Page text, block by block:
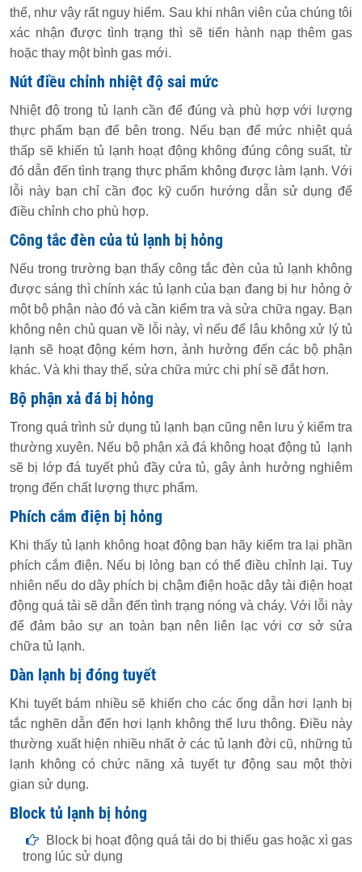
thế, như vậy rất nguy hiểm. Sau khi nhân viên của chúng tôi
xác nhận được tình trạng thì sẽ tiến hành nạp thêm gas
hoặc thay một bình gas mới.
Nút điều chỉnh nhiệt độ sai mức
Nhiệt độ trong tủ lạnh cần để đúng và phù hợp với lượng
thực phẩm bạn để bên trong. Nếu bạn để mức nhiệt quá
thấp sẽ khiến tủ lạnh hoạt động không đúng công suất, từ
đó dẫn đến tình trạng thực phẩm không được làm lạnh. Với
lỗi này bạn chỉ cần đọc kỹ cuốn hướng dẫn sử dụng để
điều chỉnh cho phù hợp.
Công tắc đèn của tủ lạnh bị hỏng
Nếu trong trường bạn thấy công tắc đèn của tủ lạnh không
được sáng thì chính xác tủ lạnh của bạn đang bị hư hỏng ở
một bộ phận nào đó và cần kiểm tra và sửa chữa ngay. Bạn
không nên chủ quan về lỗi này, vì nếu để lâu không xử lý tủ
lạnh sẽ hoạt động kém hơn, ảnh hưởng đến các bộ phận
khác. Và khi thay thế, sửa chữa mức chi phí sẽ đắt hơn.
Bộ phận xả đá bị hỏng
Trong quá trình sử dụng tủ lạnh bạn cũng nên lưu ý kiểm tra
thường xuyên. Nếu bộ phận xả đá không hoạt động tủ lạnh
sẽ bị lớp đá tuyết phủ đầy cửa tủ, gây ảnh hưởng nghiêm
trọng đến chất lượng thực phẩm.
Phích cắm điện bị hỏng
Khi thấy tủ lạnh không hoạt động bạn hãy kiểm tra lại phần
phích cắm điện. Nếu bị lỏng bạn có thể điều chỉnh lại. Tuy
nhiên nếu do dây phích bị chậm điện hoặc dây tải điện hoạt
động quá tải sẽ dẫn đến tình trạng nóng và cháy. Với lỗi này
để đảm bảo sự an toàn bạn nên liên lạc với cơ sở sửa
chữa tủ lạnh.
Dàn lạnh bị đóng tuyết
Khi tuyết bám nhiều sẽ khiến cho các ống dẫn hơi lạnh bị
tắc nghẽn dẫn đến hơi lạnh không thể lưu thông. Điều này
thường xuất hiện nhiều nhất ở các tủ lạnh đời cũ, những tủ
lạnh không có chức năng xả tuyết tự động sau một thời
gian sử dụng.
Block tủ lạnh bị hỏng
Block bị hoạt động quá tải do bị thiếu gas hoặc xì gas
trong lúc sử dụng